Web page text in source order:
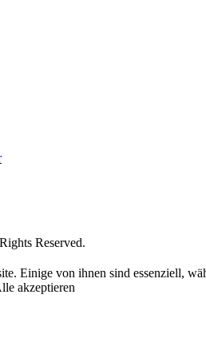
Reserved.
Einige von ihnen sind essenziell,
akzeptieren